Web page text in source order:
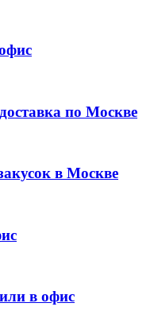
по Москве
в Москве
в офис